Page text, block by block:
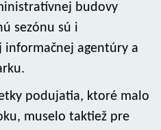
budovy
sezónu sú i
informačnej agentúry a
podujatia, ktoré malo
muselo taktiež pre